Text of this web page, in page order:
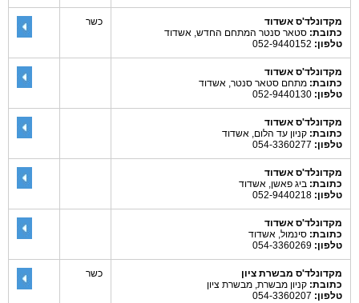
מקדונלד'ס אשדוד
כתובת: סטאר סנטר המתחם החדש, אשדוד
טלפון:
כשר
מקדונלד'ס אשדוד
כתובת: מתחם סטאר סנטר, אשדוד
טלפון:
מקדונלד'ס אשדוד
כתובת: קניון עד הלום, אשדוד
טלפון:
מקדונלד'ס אשדוד
כתובת: ביג פאשן, אשדוד
טלפון:
מקדונלד'ס אשדוד
כתובת: סינמול, אשדוד
טלפון:
מקדונלד'ס מבשרת ציון
כתובת: קניון מבשרת, מבשרת ציון
טלפון:
כשר